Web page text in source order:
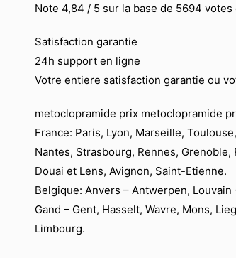
Note 4,84 / 5 sur la base de 5694 votes
Satisfaction garantie
24h support en ligne
Votre entiere satisfaction garantie ou
metoclopramide prix metoclopramide
France: Paris, Lyon, Marseille,
Nantes, Strasbourg, Rennes,
Douai et Lens, Avignon, Saint-Etienne.
Belgique: Anvers – Antwerpen, Louvain
Gand – Gent, Hasselt, Wavre, Mons,
Limbourg.